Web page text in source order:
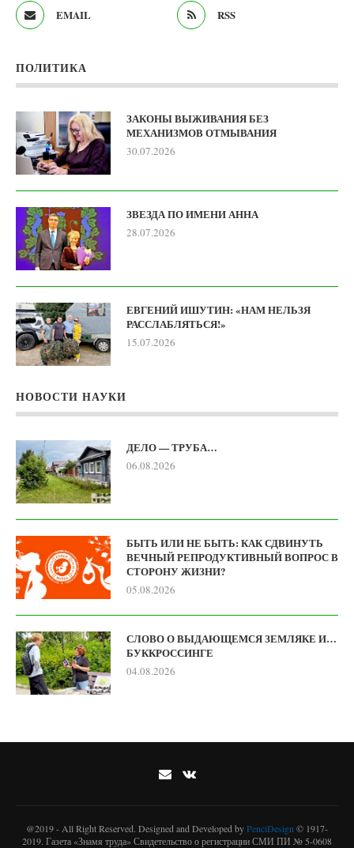
EMAIL RSS
ПОЛИТИКА
ЗАКОНЫ ВЫЖИВАНИЯ БЕЗ
МЕХАНИЗМОВ ОТМЫВАНИЯ
30.07.2026
ЗВЕЗДА ПО ИМЕНИ АННА
28.07.2026
ЕВГЕНИЙ ИШУТИН: «НАМ НЕЛЬЗЯ
РАССЛАБЛЯТЬСЯ!»
15.07.2026
НОВОСТИ НАУКИ
ДЕЛО — ТРУБА…
06.08.2026
БЫТЬ ИЛИ НЕ БЫТЬ: КАК СДВИНУТЬ
ВЕЧНЫЙ РЕПРОДУКТИВНЫЙ ВОПРОС В
СТОРОНУ ЖИЗНИ?
05.08.2026
СЛОВО О ВЫДАЮЩЕМСЯ ЗЕМЛЯКЕ И…
БУККРОССИНГЕ
04.08.2026
@2019 - All Right Reserved. Designed and Developed byPenciDesign © 1917-
2019. Газета «Знамя труда» Свидетельство о регистрации СМИ ПИ № 5-0608